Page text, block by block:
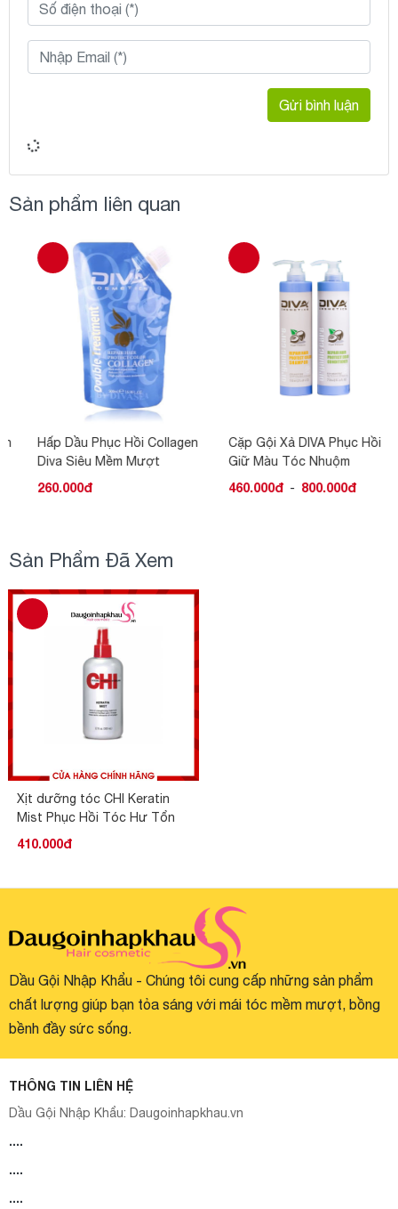
Gửi bình luận
Sản phẩm liên quan
Hấp Dầu Phục Hồi Collagen
Diva Siêu Mềm Mượt
260.000đ
Cặp Gội Xả DIVA Phục Hồi
Giữ Màu Tóc Nhuộm
460.000đ - 800.000đ
Sản Phẩm Đã Xem
Xịt dưỡng tóc CHI Keratin
Mist Phục Hồi Tóc Hư Tổn
410.000đ
Dầu Gội Nhập Khẩu - Chúng tôi cung cấp những sản phẩm
chất lượng giúp bạn tỏa sáng với mái tóc mềm mượt, bồng
bềnh đầy sức sống.
THÔNG TIN LIÊN HỆ
Dầu Gội Nhập Khẩu: Daugoinhapkhau.vn
....
....
....